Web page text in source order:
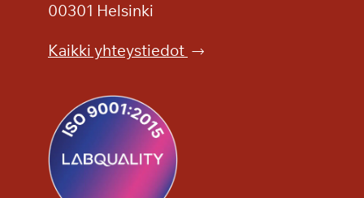
00301 Helsinki
Kaikki yhteystiedot